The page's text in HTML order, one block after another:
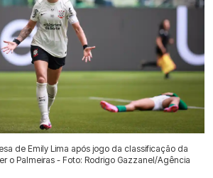
de Emily Lima após jogo da classificação da
o Palmeiras - Foto: Rodrigo Gazzanel/Agência